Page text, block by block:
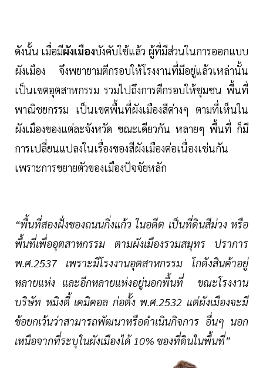
ดังนั้น เมื่อมีผังเมืองบังคับใช้แล้ว ผู้ที่มีส่วนในการออกแบบ
ผังเมือง จึงพยายามตีกรอบให้โรงงานที่มีอยู่แล้วเหล่านั้น
เป็นเขตอุตสาหกรรม รวมไปถึงการตีกรอบให้ชุมชน พื้นที่
พาณิชยกรรม เป็นเขตพื้นที่ผังเมืองสีต่างๆ ตามที่เห็นใน
ผังเมืองของแต่ละจังหวัด ขณะเดียวกัน หลายๆ พื้นที่ ก็มี
การเปลี่ยนแปลงในเรื่องของสีผังเมืองต่อเนื่องเช่นกัน
เพราะการขยายตัวของเมืองปัจจัยหลัก
“พื้นที่สองฝั่งของถนนกิ่งแก้ว ในอดีต เป็นที่ดินสีม่วง หรือ
พื้นที่เพื่ออุตสาหกรรม ตามผังเมืองรวมสมุทร ปราการ
พ.ศ.2537 เพราะมีโรงงานอุตสาหกรรม โกดังสินค้าอยู่
หลายแห่ง และอีกหลายแห่งอยู่นอกพื้นที่ ขณะโรงงาน
บริษัท หมิงตี้ เคมิคอล ก่อตั้ง พ.ศ.2532 แต่ผังเมืองจะมี
ข้อยกเว้นว่าสามารถพัฒนาหรือดำเนินกิจการ อื่นๆ นอก
เหนือจากที่ระบุในผังเมืองได้ 10% ของที่ดินในพื้นที่”